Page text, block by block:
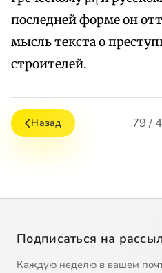
последней форме он
мысль текста о
строителей.
Назад 79 /
Подписаться на
Каждую неделю в вашем